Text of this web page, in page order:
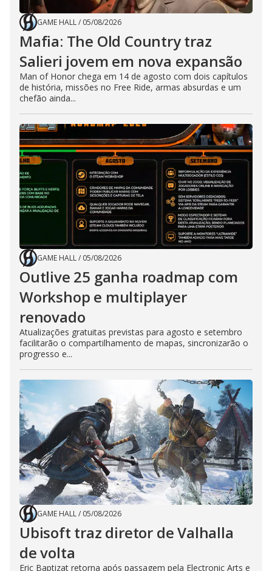
GAME HALL/ 05/08/2026
Mafia: The Old Country traz
Salieri jovem em nova expansão
Man of Honor chega em 14 de agosto com dois capítulos
de história, missões no Free Ride, armas absurdas e um
chefão ainda...
GAME HALL/ 05/08/2026
Outlive 25 ganha roadmap com
Workshop e multiplayer
renovado
Atualizações gratuitas previstas para agosto e setembro
facilitarão o compartilhamento de mapas, sincronizarão o
progresso e...
GAME HALL/ 05/08/2026
Ubisoft traz diretor de Valhalla
de volta
Eric Baptizat retorna após passagem pela Electronic Arts e